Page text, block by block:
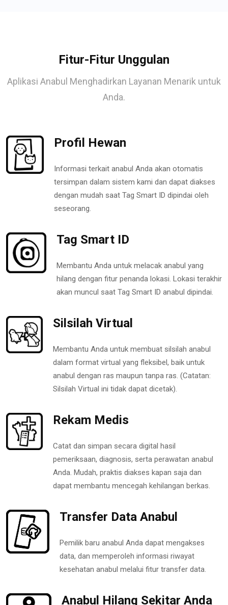
Fitur-Fitur Unggulan
Aplikasi Anabul Menghadirkan Layanan Menarik untuk
Anda.
Profil Hewan
Informasi terkait anabul Anda akan otomatis
tersimpan dalam sistem kami dan dapat diakses
dengan mudah saat Tag Smart ID dipindai oleh
seseorang.
Tag Smart ID
Membantu Anda untuk melacak anabul yang
hilang dengan fitur penanda lokasi. Lokasi terakhir
akan muncul saat Tag Smart ID anabul dipindai.
Silsilah Virtual
Membantu Anda untuk membuat silsilah anabul
dalam format virtual yang fleksibel, baik untuk
anabul dengan ras maupun tanpa ras. (Catatan:
Silsilah Virtual ini tidak dapat dicetak).
Rekam Medis
Catat dan simpan secara digital hasil
pemeriksaan, diagnosis, serta perawatan anabul
Anda. Mudah, praktis diakses kapan saja dan
dapat membantu mencegah kehilangan berkas.
Transfer Data Anabul
Pemilik baru anabul Anda dapat mengakses
data, dan memperoleh informasi riwayat
kesehatan anabul melalui fitur transfer data.
Anabul Hilang Sekitar Anda